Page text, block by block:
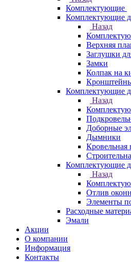
Комплектующие
Комплектующие
Назад
Верхняя
Заглушки
Замки
Колпак на
Кронштейны
Комплектующие
Назад
Доборные
Дымники
Кровельная
Комплектующие
Назад
Отлив
Элементы
Расходные
Эмали
Акции
О компании
Информация
Контакты